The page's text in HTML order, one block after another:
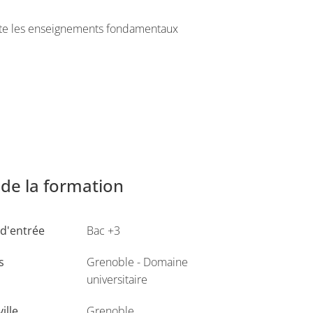
les enseignements fondamentaux
effet de serre
économiques liées à l’énergie,
les agences publiques relatives aux
la formation
Bac +3
Grenoble - Domaine
universitaire